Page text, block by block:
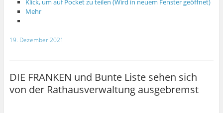
Klick, um auf Pocket zu teilen (Wird in neuem Fenster geöffnet)
Mehr
19. Dezember 2021
DIE FRANKEN und Bunte Liste sehen sich
von der Rathausverwaltung ausgebremst